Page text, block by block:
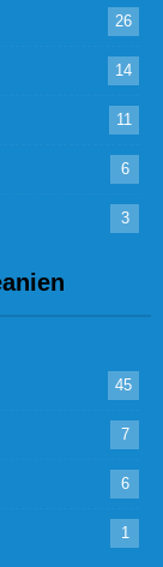
26
14
11
6
3
45
7
6
1